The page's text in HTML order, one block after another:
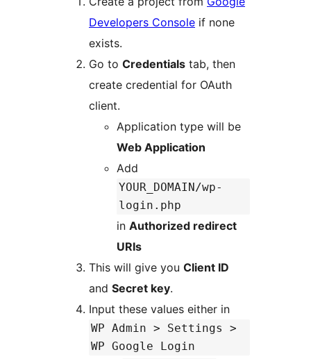
Developers Console if none
exists.
Go to Credentials tab, then
create credential for OAuth
client.
Application type will be
Web Application
Add
YOUR_DOMAIN/wp-
login.php
in Authorized redirect
URIs
This will give you Client ID
and Secret key.
Input these values either in
WP Admin > Settings >
WP Google Login